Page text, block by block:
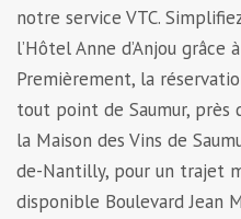
notre service VTC.
l’Hôtel Anne d’Anjou
Premièrement, la
tout point de Saumur, près
la Maison des Vins de
de-Nantilly, pour un trajet
disponible Boulevard Jean